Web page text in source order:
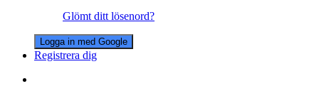
Glömt ditt lösenord?
Logga in med Google
Registrera dig